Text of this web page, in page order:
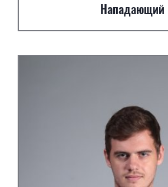
Нападающий